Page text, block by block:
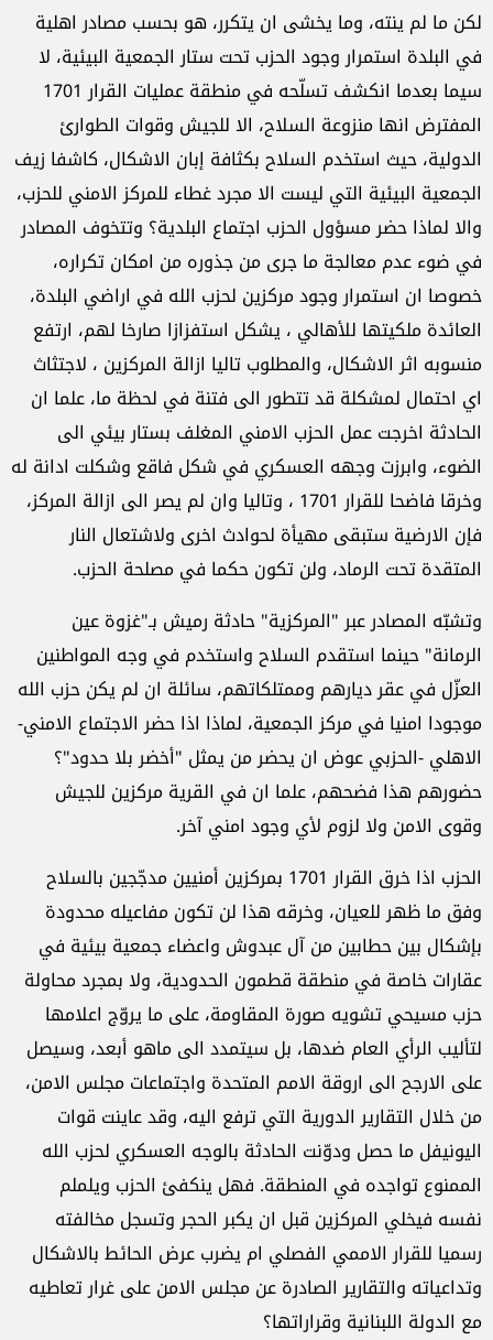
لكن ما لم ينته، وما يخشى ان يتكرر، هو بحسب مصادر اهلية
في البلدة استمرار وجود الحزب تحت ستار الجمعية البيئية، لا
سيما بعدما انكشف تسلّحه في منطقة عمليات القرار 1701
المفترض انها منزوعة السلاح، الا للجيش وقوات الطوارئ
الدولية، حيث استخدم السلاح بكثافة إبان الاشكال، كاشفا زيف
الجمعية البيئية التي ليست الا مجرد غطاء للمركز الامني للحزب،
والا لماذا حضر مسؤول الحزب اجتماع البلدية؟ وتتخوف المصادر
في ضوء عدم معالجة ما جرى من جذوره من امكان تكراره،
خصوصا ان استمرار وجود مركزين لحزب الله في اراضي البلدة،
العائدة ملكيتها للأهالي ، يشكل استفزازا صارخا لهم، ارتفع
منسوبه اثر الاشكال، والمطلوب تاليا ازالة المركزين ، لاجتثاث
اي احتمال لمشكلة قد تتطور الى فتنة في لحظة ما، علما ان
الحادثة اخرجت عمل الحزب الامني المغلف بستار بيئي الى
الضوء، وابرزت وجهه العسكري في شكل فاقع وشكلت ادانة له
وخرقا فاضحا للقرار 1701 ، وتاليا وان لم يصر الى ازالة المركز،
فإن الارضية ستبقى مهيأة لحوادث اخرى ولاشتعال النار
المتقدة تحت الرماد، ولن تكون حكما في مصلحة الحزب.
وتشبّه المصادر عبر "المركزية" حادثة رميش بـ"غزوة عين
الرمانة" حينما استقدم السلاح واستخدم في وجه المواطنين
العزّل في عقر ديارهم وممتلكاتهم، سائلة ان لم يكن حزب الله
موجودا امنيا في مركز الجمعية، لماذا اذا حضر الاجتماع الامني-
الاهلي -الحزبي عوض ان يحضر من يمثل "أخضر بلا حدود"؟
حضورهم هذا فضحهم، علما ان في القرية مركزين للجيش
وقوى الامن ولا لزوم لأي وجود امني آخر.
الحزب اذا خرق القرار 1701 بمركزين أمنيين مدجّجين بالسلاح
وفق ما ظهر للعيان، وخرقه هذا لن تكون مفاعيله محدودة
بإشكال بين حطابين من آل عبدوش واعضاء جمعية بيئية في
عقارات خاصة في منطقة قطمون الحدودية، ولا بمجرد محاولة
حزب مسيحي تشويه صورة المقاومة، على ما يروّج اعلامها
لتأليب الرأي العام ضدها، بل سيتمدد الى ماهو أبعد، وسيصل
على الارجح الى اروقة الامم المتحدة واجتماعات مجلس الامن،
من خلال التقارير الدورية التي ترفع اليه، وقد عاينت قوات
اليونيفل ما حصل ودوّنت الحادثة بالوجه العسكري لحزب الله
الممنوع تواجده في المنطقة. فهل ينكفئ الحزب ويلملم
نفسه فيخلي المركزين قبل ان يكبر الحجر وتسجل مخالفته
رسميا للقرار الاممي الفصلي ام يضرب عرض الحائط بالاشكال
وتداعياته والتقارير الصادرة عن مجلس الامن على غرار تعاطيه
مع الدولة اللبنانية وقراراتها؟